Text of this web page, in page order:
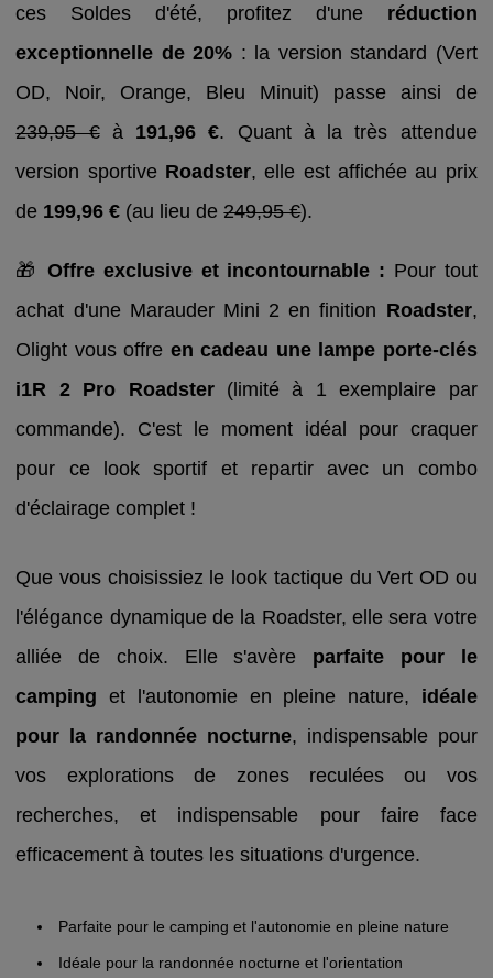
ces Soldes d'été, profitez d'une réduction
exceptionnelle de 20% : la version standard (Vert
OD, Noir, Orange, Bleu Minuit) passe ainsi de
239,95 €à 191,96 €. Quant à la très attendue
version sportive Roadster, elle est affichée au prix
de 199,96 € (au lieu de249,95 €).
🎁 Offre exclusive et incontournable : Pour tout
achat d'une Marauder Mini 2 en finition Roadster,
Olight vous offre en cadeau une lampe porte-clés
i1R 2 Pro Roadster(limité à 1 exemplaire par
commande). C'est le moment idéal pour craquer
pour ce look sportif et repartir avec un combo
d'éclairage complet !
Que vous choisissiez le look tactique du Vert OD ou
l'élégance dynamique de la Roadster, elle sera votre
alliée de choix. Elle s'avère parfaite pour le
camping et l'autonomie en pleine nature, idéale
pour la randonnée nocturne, indispensable pour
vos explorations de zones reculées ou vos
recherches, et indispensable pour faire face
efficacement à toutes les situations d'urgence.
Parfaite pour le camping et l'autonomie en pleine nature
Idéale pour la randonnée nocturne et l'orientation